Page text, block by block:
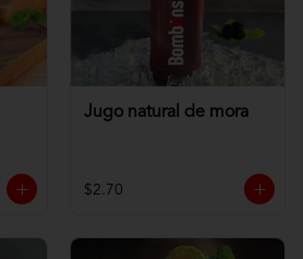
Jugo natural de mora
$2.70